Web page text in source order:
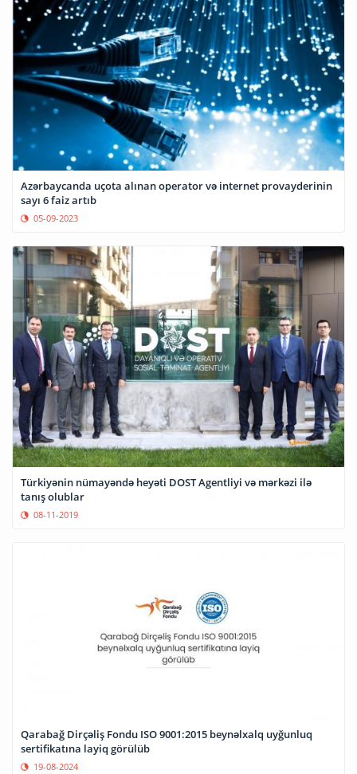
Azərbaycanda uçota alınan operator və internet provayderinin
sayı 6 faiz artıb
05-09-2023
Türkiyənin nümayəndə heyəti DOST Agentliyi və mərkəzi ilə
tanış olublar
08-11-2019
Qarabağ Dirçəliş Fondu ISO 9001:2015 beynəlxalq uyğunluq
sertifikatına layiq görülüb
19-08-2024